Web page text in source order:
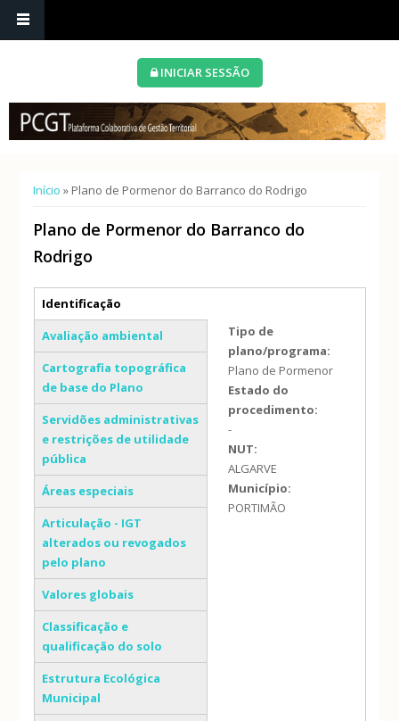
INICIAR SESSÃO
Está aqui
Início » Plano de Pormenor do Barranco do Rodrigo
Plano de Pormenor do Barranco do
Rodrigo
Separadores verticais
Identificação
(separador ativo)
Avaliação ambiental
Cartografia topográfica
de base do Plano
Servidões administrativas
e restrições de utilidade
pública
Áreas especiais
Articulação - IGT
alterados ou revogados
pelo plano
Valores globais
Classificação e
qualificação do solo
Estrutura Ecológica
Municipal
Tipo de
plano/programa:
Plano de Pormenor
Estado do
procedimento:
-
NUT:
ALGARVE
Município:
PORTIMÃO